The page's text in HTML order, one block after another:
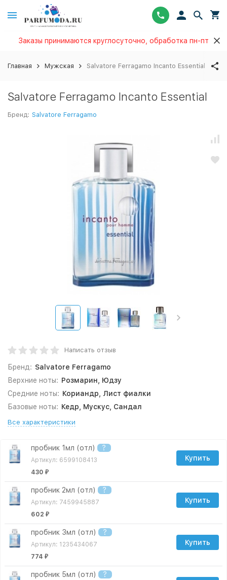
Заказы принимаются круглосуточно, обработка пн-пт
Главная Мужская Salvatore Ferragamo Incanto Essential
Salvatore Ferragamo Incanto Essential
Бренд: Salvatore Ferragamo
Написать отзыв
Бренд: Salvatore Ferragamo
Верхние ноты: Розмарин, Юдзу
Средние ноты: Кориандр, Лист фиалки
Базовые ноты: Кедр, Мускус, Сандал
Все характеристики
пробник 1мл (отл) ?
Артикул: 6599108413
430 ₽
Купить
пробник 2мл (отл) ?
Артикул: 7459945887
602 ₽
Купить
пробник 3мл (отл) ?
Артикул: 1235434067
774 ₽
Купить
пробник 5мл (отл) ?